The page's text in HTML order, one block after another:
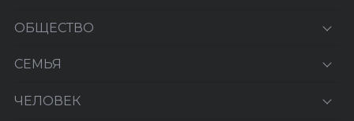
ОБЩЕСТВО
СЕМЬЯ
ЧЕЛОВЕК